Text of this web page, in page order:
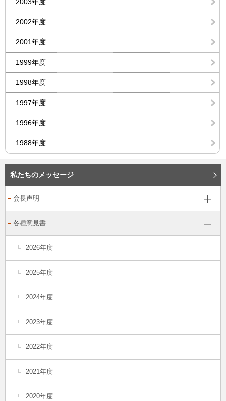
2003年度
2002年度
2001年度
1999年度
1998年度
1997年度
1996年度
1988年度
私たちのメッセージ
会長声明
各種意見書
2026年度
2025年度
2024年度
2023年度
2022年度
2021年度
2020年度